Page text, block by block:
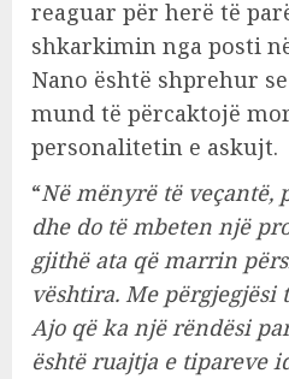
reaguar për herë të
shkarkimin nga posti
Nano është shprehur
mund të përcaktojë
personalitetin e askujt.
“Në mënyrë të veçantë,
dhe do të mbeten një
gjithë ata që marrin
vështira. Me përgjegjësi
Ajo që ka një rëndësi
është ruajtja e tipareve